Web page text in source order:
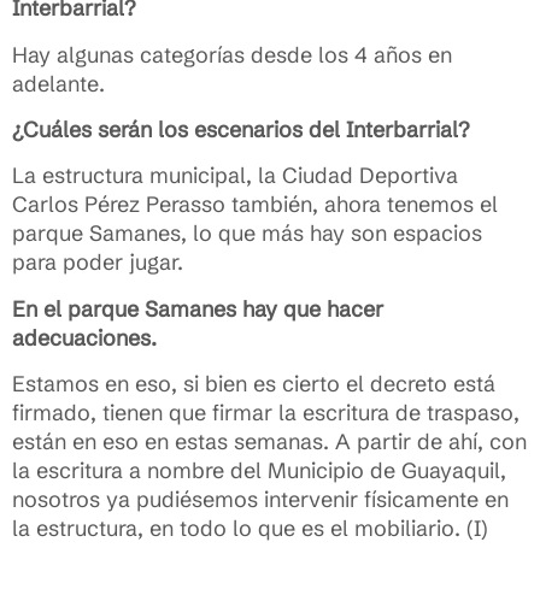
Interbarrial?
Hay algunas categorías desde los 4 años en
adelante.
¿Cuáles serán los escenarios del Interbarrial?
La estructura municipal, la Ciudad Deportiva
Carlos Pérez Perasso también, ahora tenemos el
parque Samanes, lo que más hay son espacios
para poder jugar.
En el parque Samanes hay que hacer
adecuaciones.
Estamos en eso, si bien es cierto el decreto está
firmado, tienen que firmar la escritura de traspaso,
están en eso en estas semanas. A partir de ahí, con
la escritura a nombre del Municipio de Guayaquil,
nosotros ya pudiésemos intervenir físicamente en
la estructura, en todo lo que es el mobiliario. (I)